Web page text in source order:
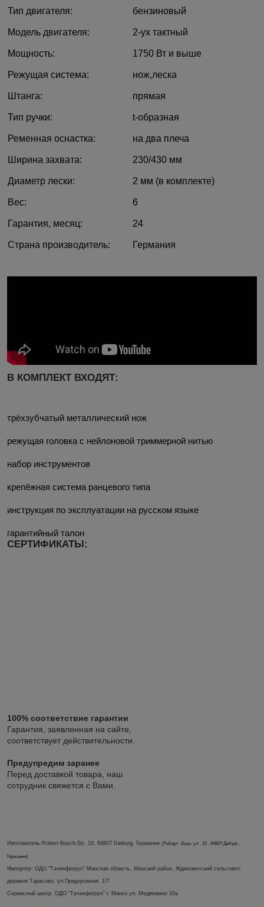
Тип двигателя: бензиновый
Модель двигателя: 2-ух тактный
Мощность: 1750 Вт и выше
Режущая система: нож,леска
Штанга: прямая
Тип ручки: t-образная
Ременная оснастка: на два плеча
Ширина захвата: 230/430 мм
Диаметр лески: 2 мм (в комплекте)
Вес: 6
Гарантия, месяц: 24
Страна производитель: Германия
В КОМПЛЕКТ ВХОДЯТ:
трёхзубчатый металлический нож
режущая головка с нейлоновой триммерной нитью
набор инструментов
крепёжная система ранцевого типа
инструкция по эксплуатации на русском языке
гарантийный талон
СЕРТИФИКАТЫ:
100% соответствие гарантии
Гарантия, заявленная на сайте,
соответствует действительности.
Предупредим заранее
Перед доставкой товара, наш
сотрудник свяжется с Вами.
Изготовитель: Robert-Bosch-Str. 10, 64807 Dieburg, Германия (Роберт -Бош- ул . 10 , 64807 Дибург ,
Германия)
Импортер: ОДО "Тачинфогруп" Минская область, Минский район, Ждановичский сельсовет,
деревня Тарасово, ул.Придорожная, 1/7
Сервисный центр: ОДО "Тачинфогруп" г. Минск ул. Медвежино 10а